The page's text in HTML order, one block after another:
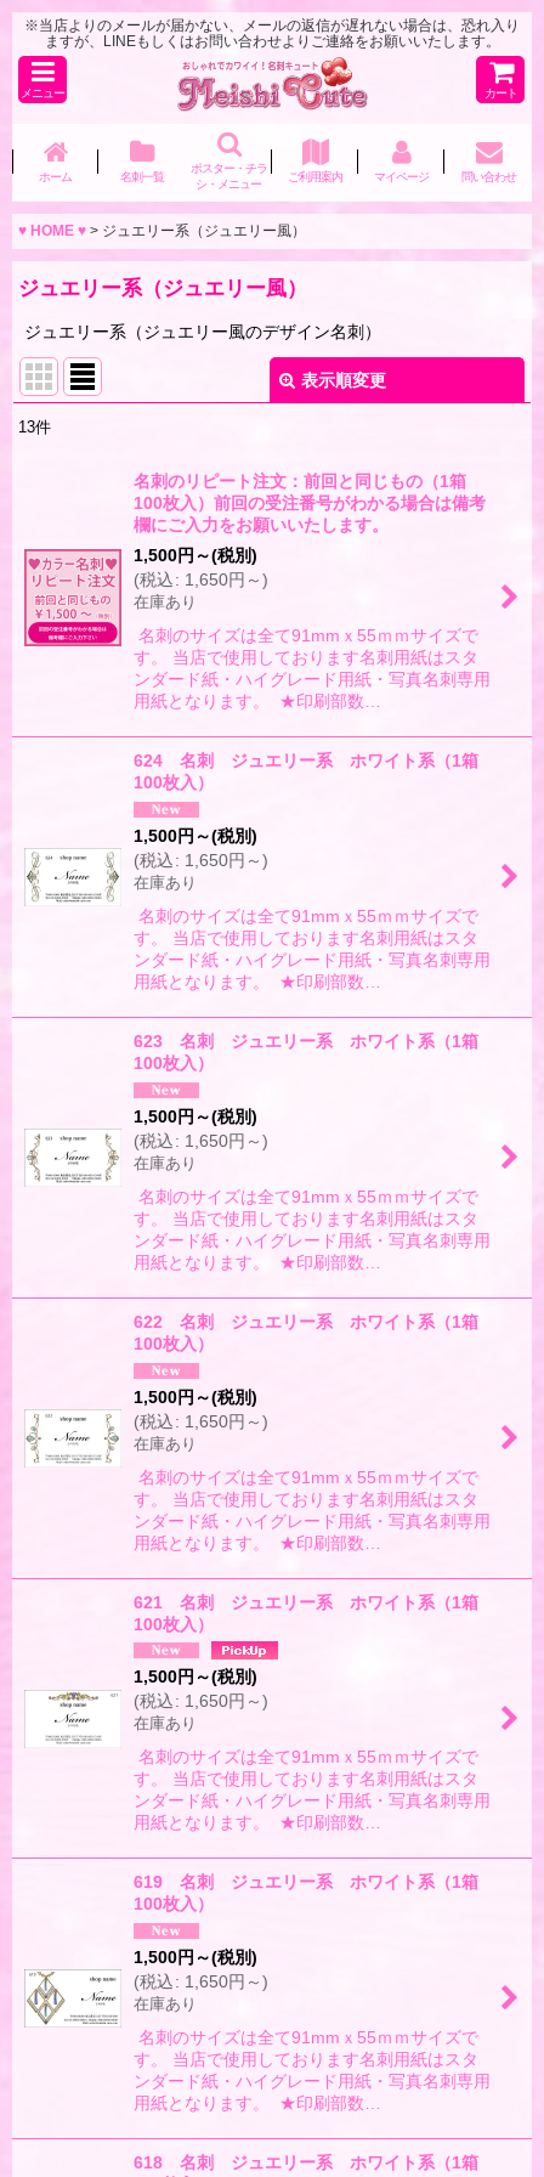
※当店よりのメールが届かない、メールの返信が遅れない場合は、恐れ入り
ますが、LINEもしくはお問い合わせよりご連絡をお願いいたします。
メニュー カート
ホーム 名刺一覧
ポスター・チラ
シ・メニュー
ご利用案内 マイページ 問い合わせ
♥ HOME ♥ > ジュエリー系（ジュエリー風）
ジュエリー系（ジュエリー風）
ジュエリー系（ジュエリー風のデザイン名刺）
表示順変更
絞り込む
13件
名刺のリピート注文：前回と同じもの（1箱
100枚入）前回の受注番号がわかる場合は備考
欄にご入力をお願いいたします。
1,500円 ～(税別)
(税込: 1,650円 ～)
在庫あり
名刺のサイズは全て91mmｘ55ｍｍサイズで
す。 当店で使用しております名刺用紙はスタ
ンダード紙・ハイグレード用紙・写真名刺専用
用紙となります。 ★印刷部数…
624 名刺 ジュエリー系 ホワイト系（1箱
100枚入）
1,500円 ～(税別)
(税込: 1,650円 ～)
在庫あり
名刺のサイズは全て91mmｘ55ｍｍサイズで
す。 当店で使用しております名刺用紙はスタ
ンダード紙・ハイグレード用紙・写真名刺専用
用紙となります。 ★印刷部数…
623 名刺 ジュエリー系 ホワイト系（1箱
100枚入）
1,500円 ～(税別)
(税込: 1,650円 ～)
在庫あり
名刺のサイズは全て91mmｘ55ｍｍサイズで
す。 当店で使用しております名刺用紙はスタ
ンダード紙・ハイグレード用紙・写真名刺専用
用紙となります。 ★印刷部数…
622 名刺 ジュエリー系 ホワイト系（1箱
100枚入）
1,500円 ～(税別)
(税込: 1,650円 ～)
在庫あり
名刺のサイズは全て91mmｘ55ｍｍサイズで
す。 当店で使用しております名刺用紙はスタ
ンダード紙・ハイグレード用紙・写真名刺専用
用紙となります。 ★印刷部数…
621 名刺 ジュエリー系 ホワイト系（1箱
100枚入）
1,500円 ～(税別)
(税込: 1,650円 ～)
在庫あり
名刺のサイズは全て91mmｘ55ｍｍサイズで
す。 当店で使用しております名刺用紙はスタ
ンダード紙・ハイグレード用紙・写真名刺専用
用紙となります。 ★印刷部数…
619 名刺 ジュエリー系 ホワイト系（1箱
100枚入）
1,500円 ～(税別)
(税込: 1,650円 ～)
在庫あり
名刺のサイズは全て91mmｘ55ｍｍサイズで
す。 当店で使用しております名刺用紙はスタ
ンダード紙・ハイグレード用紙・写真名刺専用
用紙となります。 ★印刷部数…
618 名刺 ジュエリー系 ホワイト系（1箱